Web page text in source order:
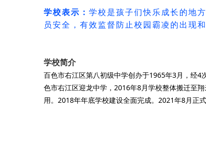
学校表示： 学校是孩子们快乐成长的地方
员安全，有效监督防止校园霸凌的出现
学校简介
百色市右江区第八初级中学创办于1965年3月，经
色市右江区迎龙中学，2016年8月学校整体搬迁至
用。2018年年底学校建设全面完成。2021年8月正